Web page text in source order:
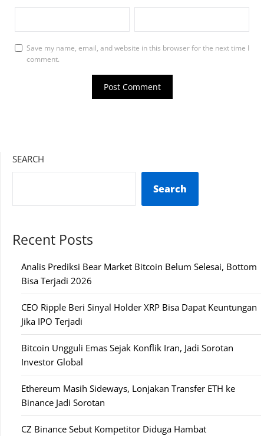
Save my name, email, and website in this browser for the next time I
comment.
SEARCH
Search
Recent Posts
Analis Prediksi Bear Market Bitcoin Belum Selesai, Bottom
Bisa Terjadi 2026
CEO Ripple Beri Sinyal Holder XRP Bisa Dapat Keuntungan
Jika IPO Terjadi
Bitcoin Ungguli Emas Sejak Konflik Iran, Jadi Sorotan
Investor Global
Ethereum Masih Sideways, Lonjakan Transfer ETH ke
Binance Jadi Sorotan
CZ Binance Sebut Kompetitor Diduga Hambat